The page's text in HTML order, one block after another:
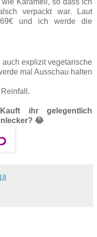
verpackt war. Laut
und ich werde die
auch explizit vegetarische
mal Ausschau halten
ihr gelegentlich
😂